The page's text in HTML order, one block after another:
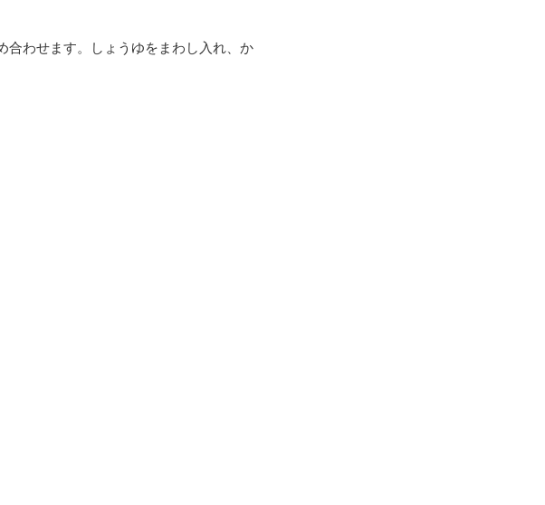
合わせます。しょうゆをまわし入れ、か